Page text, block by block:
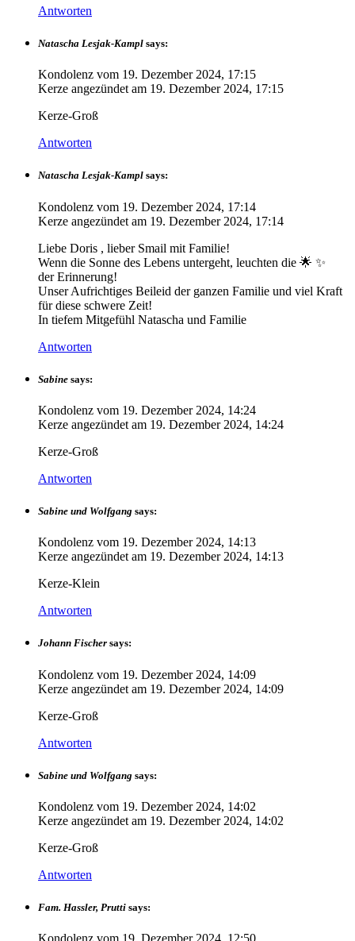
Antworten
Natascha Lesjak-Kampl says:
Kondolenz vom 19. Dezember 2024, 17:15
Kerze angezündet am 19. Dezember 2024, 17:15
Kerze-Groß
Antworten
Natascha Lesjak-Kampl says:
Kondolenz vom 19. Dezember 2024, 17:14
Kerze angezündet am 19. Dezember 2024, 17:14
Liebe Doris , lieber Smail mit Familie!
Wenn die Sonne des Lebens untergeht, leuchten die 🌟 ✨️
der Erinnerung!
Unser Aufrichtiges Beileid der ganzen Familie und viel Kraft
für diese schwere Zeit!
In tiefem Mitgefühl Natascha und Familie
Antworten
Sabine says:
Kondolenz vom 19. Dezember 2024, 14:24
Kerze angezündet am 19. Dezember 2024, 14:24
Kerze-Groß
Antworten
Sabine und Wolfgang says:
Kondolenz vom 19. Dezember 2024, 14:13
Kerze angezündet am 19. Dezember 2024, 14:13
Kerze-Klein
Antworten
Johann Fischer says:
Kondolenz vom 19. Dezember 2024, 14:09
Kerze angezündet am 19. Dezember 2024, 14:09
Kerze-Groß
Antworten
Sabine und Wolfgang says:
Kondolenz vom 19. Dezember 2024, 14:02
Kerze angezündet am 19. Dezember 2024, 14:02
Kerze-Groß
Antworten
Fam. Hassler, Prutti says: